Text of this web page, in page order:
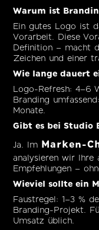
Warum ist
Ein gutes Logo ist
Vorarbeit. Diese
Definition – macht
Zeichen und einer
Wie lange dauert
Logo-Refresh: 4–6
Branding
Monate.
Gibt es bei Studio
Ja. Im Marken-
analysieren wir Ihre
Empfehlungen –
Wieviel sollte ein
Faustregel: 1–3 %
Branding-Projekt.
Umsatz üblich.